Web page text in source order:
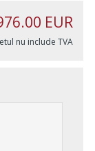
EUR
nu include TVA